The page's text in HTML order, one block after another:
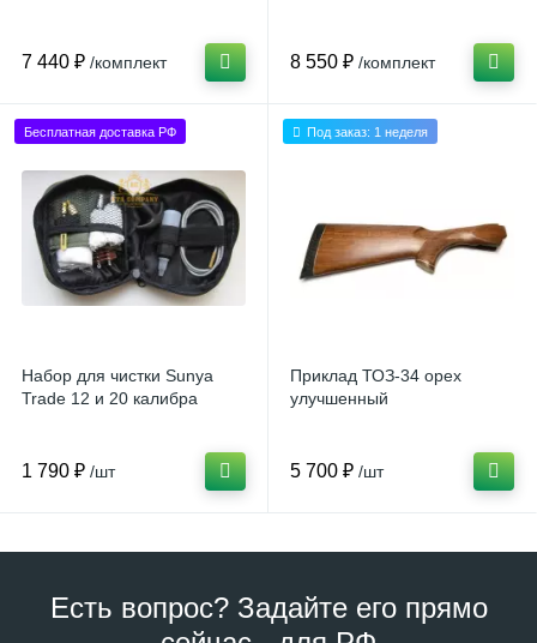
7 440 ₽ /комплект 8 550 ₽ /комплект
Бесплатная доставка РФ
Набор для чистки Sunya
Trade 12 и 20 калибра
1 790 ₽ /шт
Под заказ: 1 неделя
Приклад ТОЗ-34 орех
улучшенный
5 700 ₽ /шт
Есть вопрос? Задайте его прямо